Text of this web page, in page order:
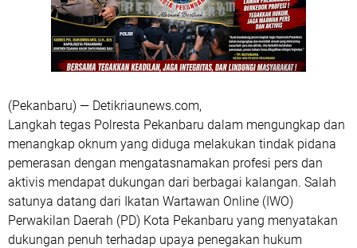
(Pekanbaru) — Detikriaunews.com,
Langkah tegas Polresta Pekanbaru dalam mengungkap dan
menangkap oknum yang diduga melakukan tindak pidana
pemerasan dengan mengatasnamakan profesi pers dan
aktivis mendapat dukungan dari berbagai kalangan. Salah
satunya datang dari Ikatan Wartawan Online (IWO)
Perwakilan Daerah (PD) Kota Pekanbaru yang menyatakan
dukungan penuh terhadap upaya penegakan hukum